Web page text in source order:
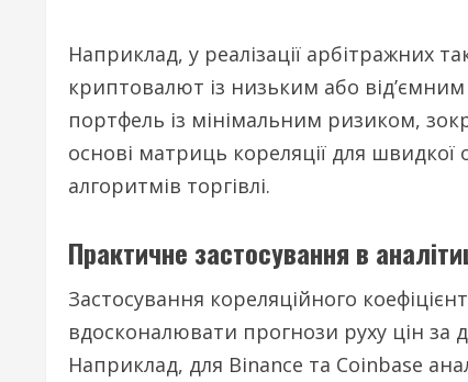
Наприклад, у реалізації арбітражних
криптовалют із низьким або
портфель із мінімальним ризиком,
основі матриць кореляції для
алгоритмів торгівлі.
Практичне застосування в
Застосування кореляційного
вдосконалювати прогнози руху цін
Наприклад, для Binance та Coinbase